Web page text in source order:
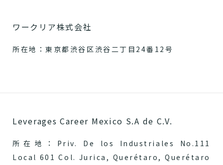
ワークリア株式会社
所在地：東京都渋谷区渋谷二丁目24番12号
Leverages Career Mexico S.A de C.V.
所在地：Priv. De los Industriales No.111
Local 601 Col. Jurica, Querétaro, Querétaro